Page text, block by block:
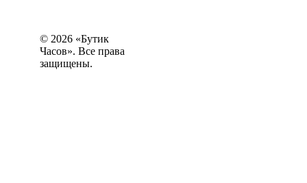
© 2026 «Бутик
Часов». Все права
защищены.